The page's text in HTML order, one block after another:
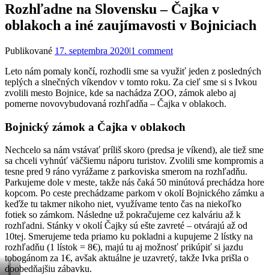
Rozhľadne na Slovensku – Čajka v
oblakoch a iné zaujímavosti v Bojniciach
Publikované 17. septembra 2020|1 comment
Leto nám pomaly končí, rozhodli sme sa využiť jeden z posledných
teplých a slnečných víkendov v tomto roku. Za cieľ sme si s Ivkou
zvolili mesto Bojnice, kde sa nachádza ZOO, zámok alebo aj
pomerne novovybudovaná rozhľadňa – Čajka v oblakoch.
Bojnický zámok a Čajka v oblakoch
Nechcelo sa nám vstávať príliš skoro (predsa je víkend), ale tiež sme
sa chceli vyhnúť väčšiemu náporu turistov. Zvolili sme kompromis a
tesne pred 9 ráno vyrážame z parkoviska smerom na rozhľadňu.
Parkujeme dole v meste, takže nás čaká 50 minútová prechádza hore
kopcom. Po ceste prechádzame parkom v okolí Bojnického zámku a
keďže tu takmer nikoho niet, využívame tento čas na niekoľko
fotiek so zámkom. Následne už pokračujeme cez kalváriu až k
rozhľadni. Stánky v okolí Čajky sú ešte zavreté – otvárajú až od
10tej. Smerujeme teda priamo ku pokladni a kupujeme 2 lístky na
rozhľadňu (1 lístok = 8€), majú tu aj možnosť prikúpiť si jazdu
tobogánom za 1€, avšak aktuálne je uzavretý, takže Ivka prišla o
doobedňajšiu zábavku.